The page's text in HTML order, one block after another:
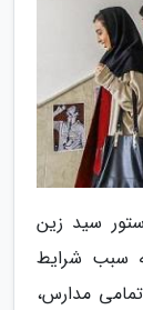
سید زین
به سبب شرایط
مدارس،